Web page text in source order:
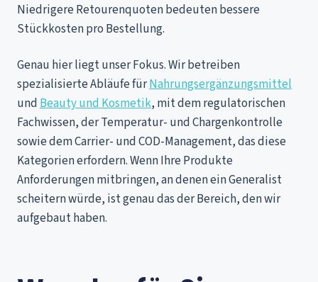
Niedrigere Retourenquoten bedeuten bessere
Stückkosten pro Bestellung.
Genau hier liegt unser Fokus. Wir betreiben
spezialisierte Abläufe fürNahrungsergänzungsmittel
undBeauty und Kosmetik, mit dem regulatorischen
Fachwissen, der Temperatur- und Chargenkontrolle
sowie dem Carrier- und COD-Management, das diese
Kategorien erfordern. Wenn Ihre Produkte
Anforderungen mitbringen, an denen ein Generalist
scheitern würde, ist genau das der Bereich, den wir
aufgebaut haben.